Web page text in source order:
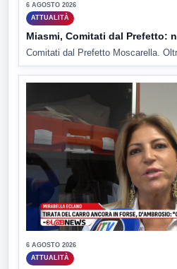
6 AGOSTO 2026
ATTUALITÀ
Miasmi, Comitati dal Prefetto:
Comitati dal Prefetto Moscarella.
6 AGOSTO 2026
ATTUALITÀ